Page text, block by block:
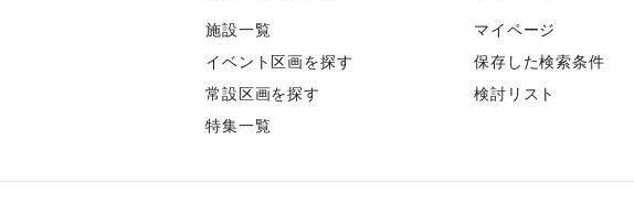
施設一覧
イベント区画を探す
常設区画を探す
特集一覧
マイページ
保存した検索条件
検討リスト